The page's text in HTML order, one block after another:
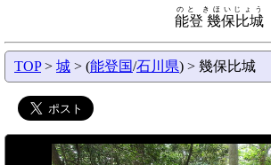
能登 幾保比城
のと きほいじょう
TOP> 城 > (能登国/石川県) > 幾保比城